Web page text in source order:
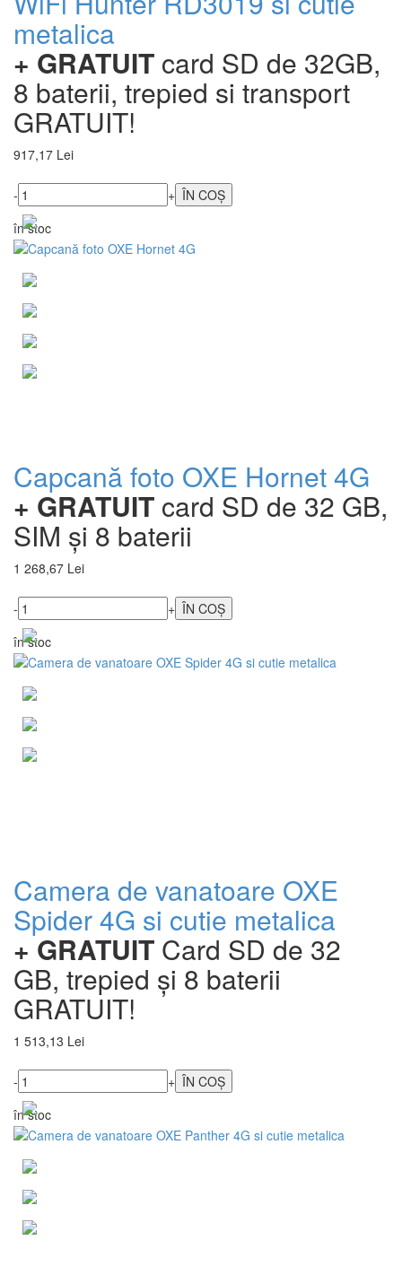
metalica
+ GRATUIT card SD de 32GB,
8 baterii, trepied si transport
GRATUIT!
917,17 Lei
-
+
în stoc
Capcană foto OXE Hornet 4G
+ GRATUIT card SD de 32 GB,
SIM și 8 baterii
1 268,67 Lei
-
+
în stoc
Camera de vanatoare OXE
Spider 4G si cutie metalica
+ GRATUIT Card SD de 32
GB, trepied și 8 baterii
GRATUIT!
1 513,13 Lei
-
+
în stoc